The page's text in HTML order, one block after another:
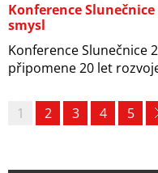
Konference
smysl
Konference Slunečnice
připomene 20 let
1 2 3 4 5